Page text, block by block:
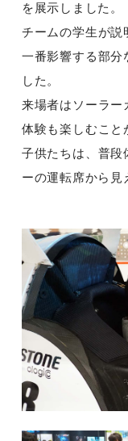
を展示しました。
チームの学生が説
一番影響する部分
した。
来場者はソーラー
体験も楽しむこと
子供たちは、普段
ーの運転席から見